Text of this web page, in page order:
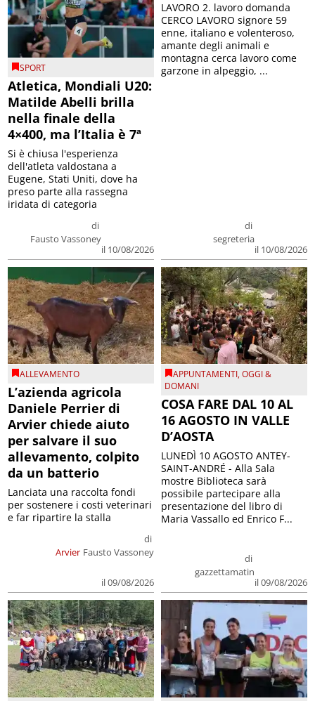
SPORT
Atletica, Mondiali U20:
Matilde Abelli brilla
nella finale della
4×400, ma l’Italia è 7ª
di
Fausto Vassoney
il 10/08/2026
Si è chiusa l'esperienza
dell'atleta valdostana a
Eugene, Stati Uniti, dove ha
preso parte alla rassegna
iridata di categoria
di
segreteria
il 10/08/2026
LAVORO 2. lavoro domanda
CERCO LAVORO signore 59
enne, italiano e volenteroso,
amante degli animali e
montagna cerca lavoro come
garzone in alpeggio, ...
ALLEVAMENTO
L’azienda agricola
Daniele Perrier di
Arvier chiede aiuto
per salvare il suo
allevamento, colpito
da un batterio
Arvier
di
Fausto Vassoney
il 09/08/2026
Lanciata una raccolta fondi
per sostenere i costi veterinari
e far ripartire la stalla
APPUNTAMENTI,OGGI &
DOMANI
COSA FARE DAL 10 AL
16 AGOSTO IN VALLE
D’AOSTA
di
gazzettamatin
il 09/08/2026
LUNEDÌ 10 AGOSTO ANTEY-
SAINT-ANDRÉ - Alla Sala
mostre Biblioteca sarà
possibile partecipare alla
presentazione del libro di
Maria Vassallo ed Enrico F...